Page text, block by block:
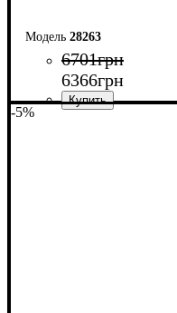
28263
6701грн
6366грн
-5%